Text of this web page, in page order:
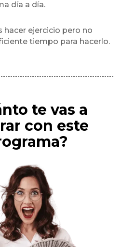
día a día.
hacer ejercicio pero no
tiempo para hacerlo.
te vas a
con este